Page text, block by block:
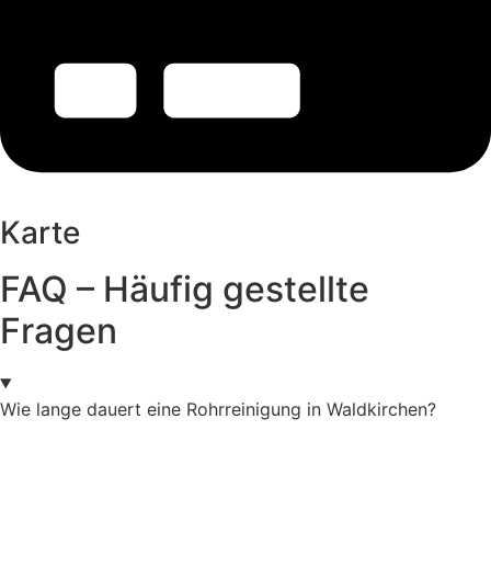
Karte
FAQ – Häufig gestellte
Fragen
Wie lange dauert eine Rohrreinigung in Waldkirchen?